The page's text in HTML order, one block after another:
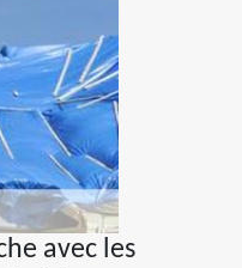
avec les